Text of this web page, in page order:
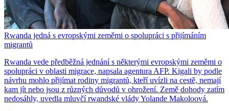
Rwanda jedná s evropskými zeměmi o spolupráci s přijímáním
migrantů
Rwanda vede předběžná jednání s některými evropskými zeměmi o
spolupráci v oblasti migrace, napsala agentura AFP. Kigali by podle
návrhu mohlo přijímat rodiny migrantů, kteří uvízli na cestě, nemají
kam jít nebo jsou z různých důvodů v ohrožení. Země dohody zatím
nedosáhly, uvedla mluvčí rwandské vlády Yolande Makoloová.